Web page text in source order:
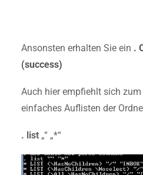
Ansonsten erhalten Sie ein .
(success)
Auch hier empfiehlt sich
einfaches Auflisten der
. list „“ „*“